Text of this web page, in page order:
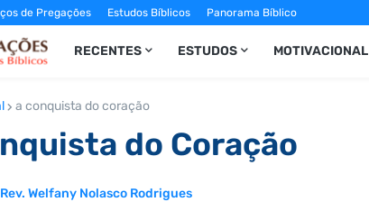
de Pregações Estudos Bíblicos Panorama Bíblico
RECENTES ESTUDOS MOTIVACIONAL
a conquista do coração
do Coração
Rev. Welfany Nolasco Rodrigues